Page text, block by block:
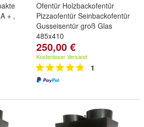
+ ,
Ofentür Holzbackofentür
Pizzaofentür Seinbackofentür
Gusseisentür groß Glas
485x410
250,00 €
Kostenloser Versand
1